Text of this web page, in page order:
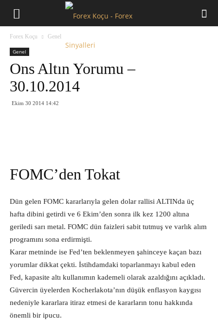
Forex Koçu Genel
Genel
Ons Altın Yorumu –
30.10.2014
Ekim 30 2014 14:42
FOMC’den Tokat
Dün gelen FOMC kararlarıyla gelen dolar rallisi ALTINda üç
hafta dibini getirdi ve 6 Ekim’den sonra ilk kez 1200 altına
geriledi sarı metal. FOMC dün faizleri sabit tutmuş ve varlık alım
programını sona erdirmişti.
Karar metninde ise Fed’ten beklenmeyen şahinceye kaçan bazı
yorumlar dikkat çekti. İstihdamdaki toparlanmayı kabul eden
Fed, kapasite altı kullanımın kademeli olarak azaldığını açıkladı.
Güvercin üyelerden Kocherlakota’nın düşük enflasyon kaygısı
nedeniyle kararlara itiraz etmesi de kararların tonu hakkında
önemli bir ipucu.